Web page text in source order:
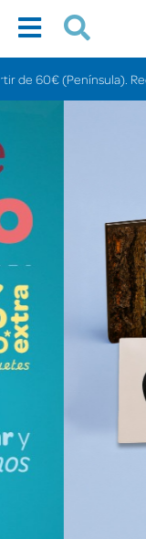
Recíbelo en 24/48